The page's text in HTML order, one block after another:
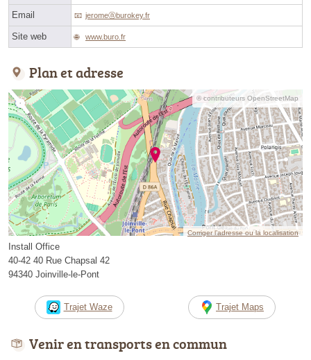
Email jeromeⓐburokey.fr
Site web www.buro.fr
Plan et adresse
© contributeurs OpenStreetMap
Corriger l’adresse ou la localisation
Install Office
40-42 40 Rue Chapsal 42
94340 Joinville-le-Pont
Trajet Waze Trajet Maps
Venir en transports en commun